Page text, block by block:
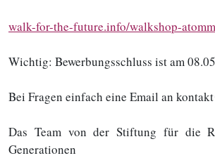
walk-for-the-future.info/walkshop-
Wichtig: Bewerbungsschluss ist am
Bei Fragen einfach eine Email an
Das Team von der Stiftung für die
Generationen